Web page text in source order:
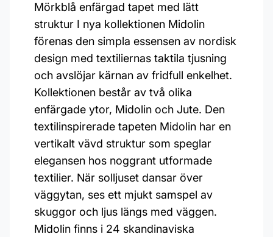
Mörkblå enfärgad tapet med lätt
struktur I nya kollektionen Midolin
förenas den simpla essensen av nordisk
design med textiliernas taktila tjusning
och avslöjar kärnan av fridfull enkelhet.
Kollektionen består av två olika
enfärgade ytor, Midolin och Jute. Den
textilinspirerade tapeten Midolin har en
vertikalt vävd struktur som speglar
elegansen hos noggrant utformade
textilier. När solljuset dansar över
väggytan, ses ett mjukt samspel av
skuggor och ljus längs med väggen.
Midolin finns i 24 skandinaviska